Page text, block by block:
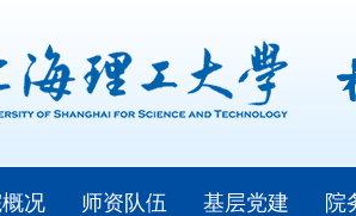
况 师资队伍 基层党建 院